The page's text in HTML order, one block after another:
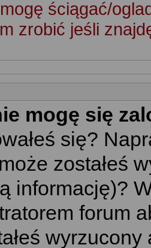
ściągać/
zrobić jeśli
mogę się
się?
zostałeś
informację)?
forum